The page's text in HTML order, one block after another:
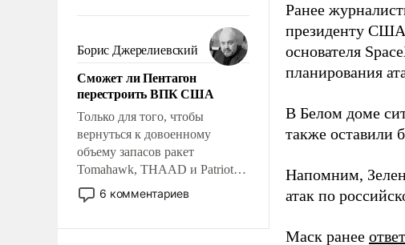
сложна и амбициозна. Однако
и ее реализация радикально
поднимет наши боевые
возможности.
Борис Джерелиевский
Сможет ли Пентагон
перестроить ВПК США
Только для того, чтобы
вернуться к довоенному
объему запасов ракет
Tomahawk, THAAD и Patriot
США потребуется более трех
лет. Даже небольшая война с
6 комментариев
Ранее
президенту США
основателя
планирования
В Белом доме
также оставили
Напомним,
атак по
Маск ранее